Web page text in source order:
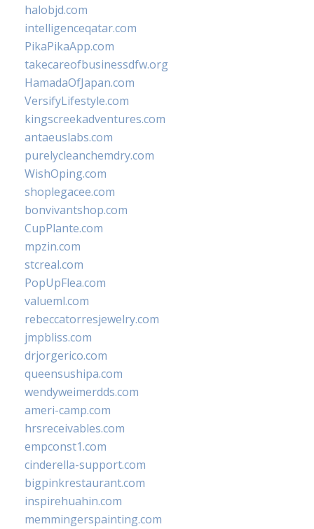
halobjd.com
intelligenceqatar.com
PikaPikaApp.com
takecareofbusinessdfw.org
HamadaOfJapan.com
VersifyLifestyle.com
kingscreekadventures.com
antaeuslabs.com
purelycleanchemdry.com
WishOping.com
shoplegacee.com
bonvivantshop.com
CupPlante.com
mpzin.com
stcreal.com
PopUpFlea.com
valueml.com
rebeccatorresjewelry.com
jmpbliss.com
drjorgerico.com
queensushipa.com
wendyweimerdds.com
ameri-camp.com
hrsreceivables.com
empconst1.com
cinderella-support.com
bigpinkrestaurant.com
inspirehuahin.com
memmingerspainting.com